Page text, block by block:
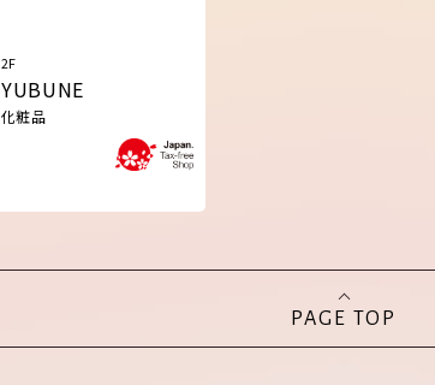
2F
YUBUNE
化粧品
PAGE TOP